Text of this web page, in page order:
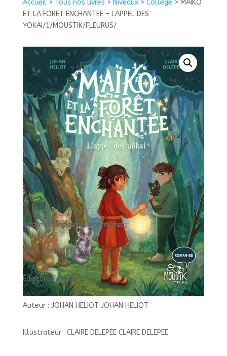
Accueil> Tous nos livres > Niveaux> Collège > MAIKO
ET LA FORET ENCHANTEE – LAPPEL DES
YOKAI/1/MOUSTIK/FLEURUS/
ET
LA
LAPPEL
YOKAI/1/MOUSTIK/FLEURUS/
Informations complémentaires :
EAN : 9782215189268
Éditeur : FLEURUS
Auteur : JOHAN HELIOT JOHAN HELIOT
Illustrateur : CLAIRE DELEPEE CLAIRE DELEPEE